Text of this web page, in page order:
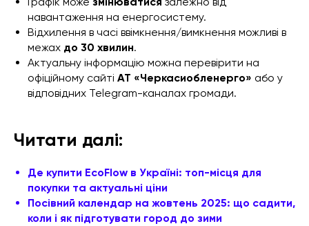
навантаження на енергосистему.
Відхилення в часі ввімкнення/вимкнення можливі в
межах до 30 хвилин.
Актуальну інформацію можна перевірити на
офіційному сайті АТ «Черкасиобленерго» або у
відповідних Telegram-каналах громади.
Читати далі:
Де купити EcoFlow в Україні: топ-місця для
покупки та актуальні ціни
Посівний календар на жовтень 2025: що садити,
коли і як підготувати город до зими